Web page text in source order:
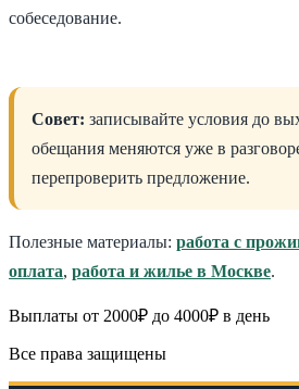
собеседование.
Совет: записывайте условия до
обещания меняются уже в
перепроверить предложение.
Полезные материалы: работа с
оплата, работа и жилье в Москве.
Выплаты от 2000₽ до 4000₽ в день
Все права защищены